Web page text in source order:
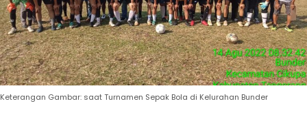
Keterangan Gambar: saat Turnamen Sepak Bola di Kelurahan Bunder